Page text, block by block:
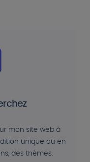
mon site web à
unique ou en
des thèmes.